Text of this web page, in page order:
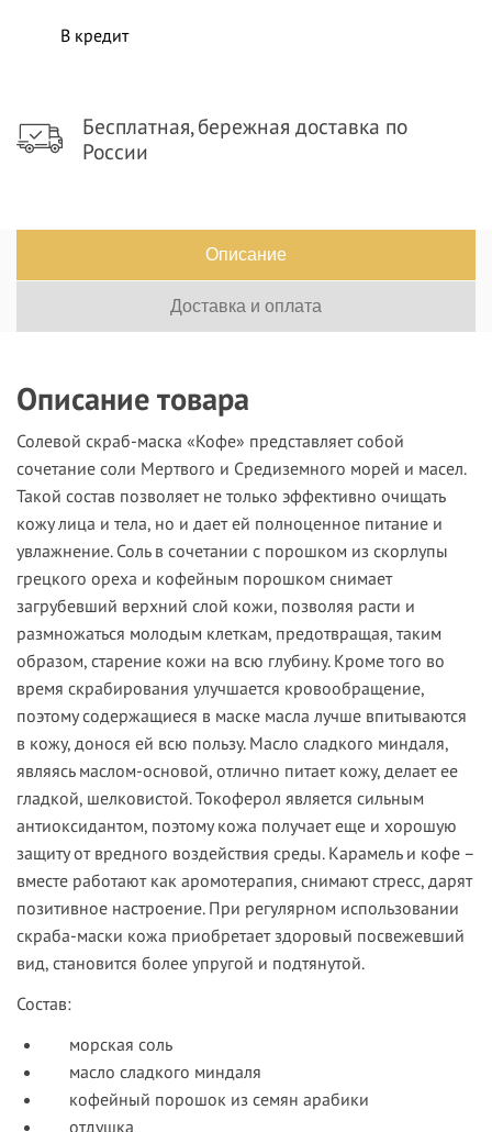
В кредит
Бесплатная, бережная доставка по
России
Описание
Доставка и оплата
Описание товара
Солевой скраб-маска «Кофе» представляет собой
сочетание соли Мертвого и Средиземного морей и масел.
Такой состав позволяет не только эффективно очищать
кожу лица и тела, но и дает ей полноценное питание и
увлажнение. Соль в сочетании с порошком из скорлупы
грецкого ореха и кофейным порошком снимает
загрубевший верхний слой кожи, позволяя расти и
размножаться молодым клеткам, предотвращая, таким
образом, старение кожи на всю глубину. Кроме того во
время скрабирования улучшается кровообращение,
поэтому содержащиеся в маске масла лучше впитываются
в кожу, донося ей всю пользу. Масло сладкого миндаля,
являясь маслом-основой, отлично питает кожу, делает ее
гладкой, шелковистой. Токоферол является сильным
антиоксидантом, поэтому кожа получает еще и хорошую
защиту от вредного воздействия среды. Карамель и кофе –
вместе работают как аромотерапия, снимают стресс, дарят
позитивное настроение. При регулярном использовании
скраба-маски кожа приобретает здоровый посвежевший
вид, становится более упругой и подтянутой.
Состав:
морская соль
масло сладкого миндаля
кофейный порошок из семян арабики
отдушка